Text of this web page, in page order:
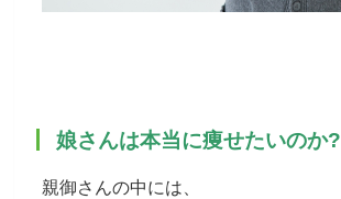
娘さんは本当に痩せたいのか?
親御さんの中には、